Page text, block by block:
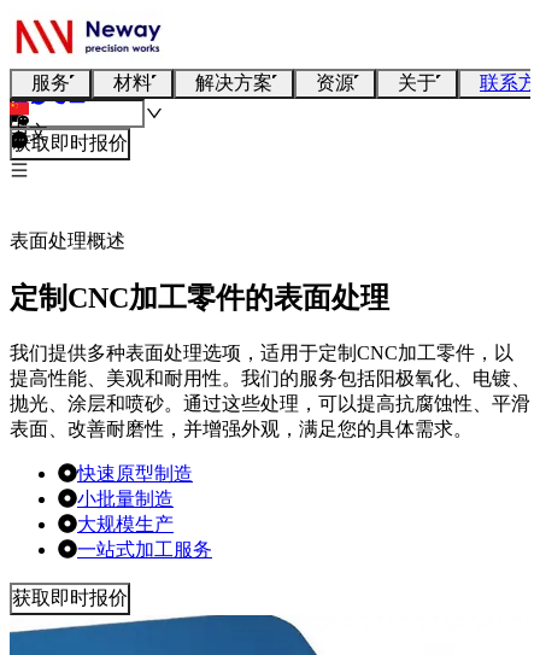
服务 材料 解决方案 资源 关于 联系
中文
获取即时报价
表面处理概述
定制CNC加工零件的表面处理
我们提供多种表面处理选项，适用于定制CNC加工零件，以
提高性能、美观和耐用性。我们的服务包括阳极氧化、电镀、
抛光、涂层和喷砂。通过这些处理，可以提高抗腐蚀性、平滑
表面、改善耐磨性，并增强外观，满足您的具体需求。
快速原型制造
小批量制造
大规模生产
一站式加工服务
获取即时报价